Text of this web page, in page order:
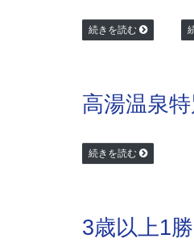
続きを読む
高湯温泉
続きを読む
3歳以上1